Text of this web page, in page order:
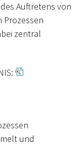
Auftretens von
Prozessen
zentral
und